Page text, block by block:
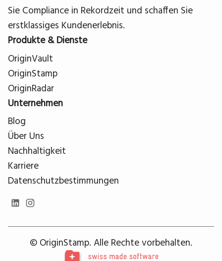
Sie Compliance in Rekordzeit und schaffen Sie
erstklassiges Kundenerlebnis.
Produkte & Dienste
OriginVault
OriginStamp
OriginRadar
Unternehmen
Blog
Über Uns
Nachhaltigkeit
Karriere
Datenschutzbestimmungen
© OriginStamp. Alle Rechte vorbehalten.